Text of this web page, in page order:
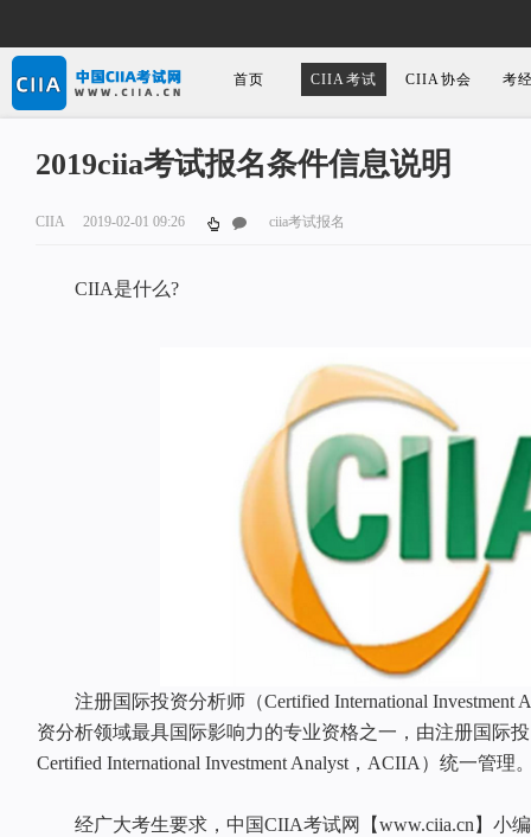
首页 CIIA考试 CIIA协会 考
2019ciia考试报名条件信息说明
CIIA 2019-02-01 09:26 ciia考试报名
CIIA是什么?
注册国际投资分析师（Certified International Investment
资分析领域最具国际影响力的专业资格之一，由注册国际
Certified International Investment Analyst，ACIIA）统一管理
经广大考生要求，中国CIIA考试网【www.ciia.cn】小